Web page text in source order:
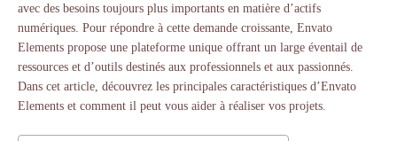
avec des besoins toujours plus importants en matière d’actifs
numériques. Pour répondre à cette demande croissante, Envato
Elements propose une plateforme unique offrant un large éventail de
ressources et d’outils destinés aux professionnels et aux passionnés.
Dans cet article, découvrez les principales caractéristiques d’Envato
Elements et comment il peut vous aider à réaliser vos projets.